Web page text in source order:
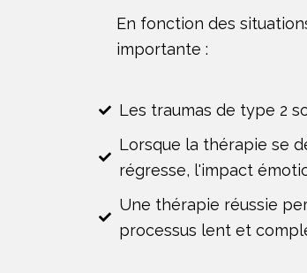
En fonction des
importante :
Les traumas de type 2
Lorsque la thérapie se
régresse, l'impact
Une thérapie réussie
processus lent et